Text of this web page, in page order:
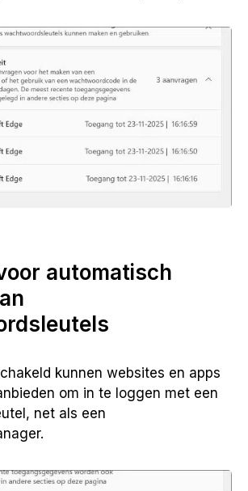
automatisch
kunnen websites en apps
om in te loggen met een
net als een